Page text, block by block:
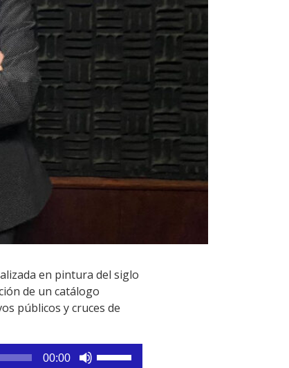
en pintura del siglo
de un catálogo
públicos y cruces de
00:00